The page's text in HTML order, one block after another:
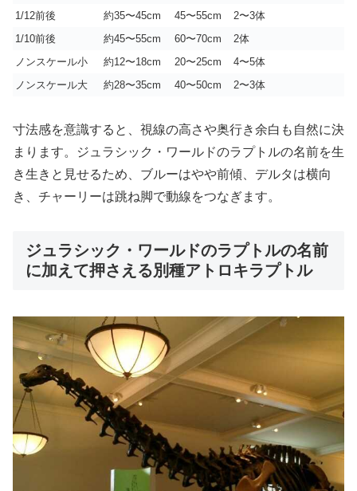
1/12前後
約35〜45cm 45〜55cm
2〜3体
1/10前後
約45〜55cm 60〜70cm
2体
ノンスケール小
約12〜18cm 20〜25cm
4〜5体
ノンスケール大
約28〜35cm 40〜50cm 2〜3体
寸法感を意識すると、視線の高さや奥行き余白も自然に決
まります。ジュラシック・ワールドのラプトルの名前を生
き生きと見せるため、ブルーはやや前傾、デルタは横向
き、チャーリーは跳ね脚で動線をつなぎます。
ジュラシック・ワールドのラプトルの名前
に加えて押さえる別種アトロキラプトル